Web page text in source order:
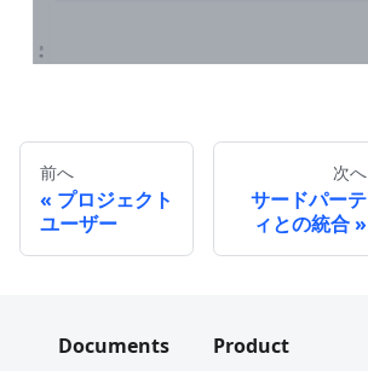
前へ
プロジェクト
ユーザー
次へ
サードパーテ
ィとの統合
Documents
Product